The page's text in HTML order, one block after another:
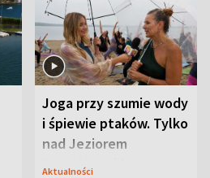
Joga przy szumie wody
i śpiewie ptaków. Tylko
nad Jeziorem
Tarnobrzeskim
Aktualności